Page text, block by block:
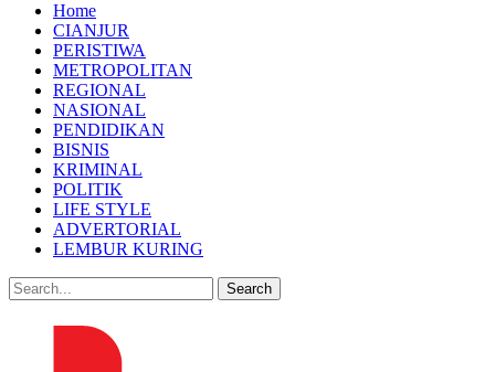
Home
CIANJUR
PERISTIWA
METROPOLITAN
REGIONAL
NASIONAL
PENDIDIKAN
BISNIS
KRIMINAL
POLITIK
LIFE STYLE
ADVERTORIAL
LEMBUR KURING